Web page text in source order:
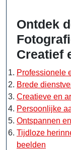
Ontdek
Creatief
Professionele
Brede
Creatieve en
Persoonlijke
Ontspannen
Tijdloze
beelden